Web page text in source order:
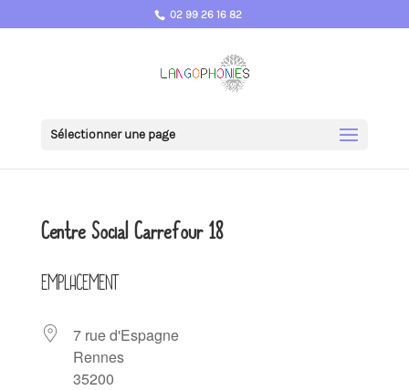
02 99 26 16 82
Sélectionner une page
Centre Social Carrefour 18
EMPLACEMENT
7 rue d'Espagne
Rennes
35200